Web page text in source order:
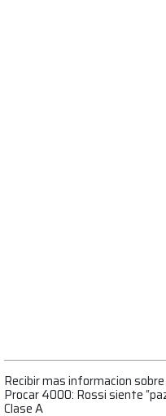
Recibir mas informacion sobre
Procar 4000: Rossi siente
Clase A